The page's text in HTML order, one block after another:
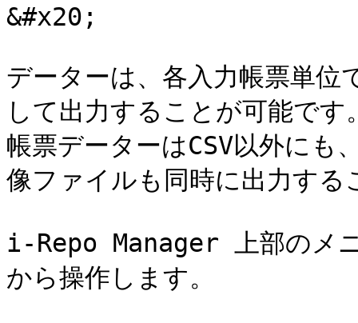
&#x20;
データーは、各入力帳票単
して出力することが可能で
帳票データーはCSV以外にも
像ファイルも同時に出力する
i-Repo Manager 上部のメ
から操作します。